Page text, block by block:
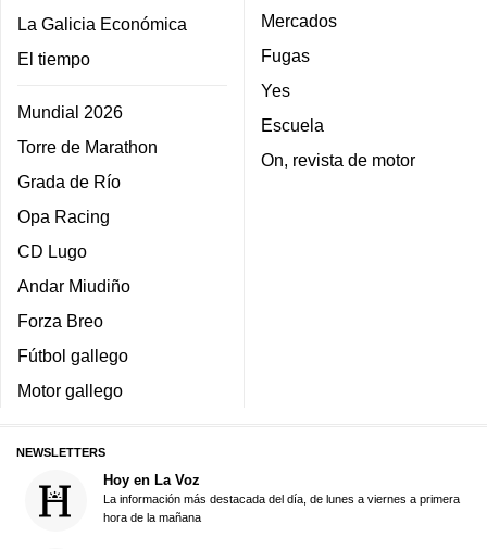
La Galicia Económica
El tiempo
Mundial 2026
Torre de Marathon
Grada de Río
Opa Racing
CD Lugo
Andar Miudiño
Forza Breo
Fútbol gallego
Motor gallego
Mercados
Fugas
Yes
Escuela
On, revista de motor
NEWSLETTERS
Hoy en La Voz
La información más destacada del día, de lunes a viernes a primera
hora de la mañana